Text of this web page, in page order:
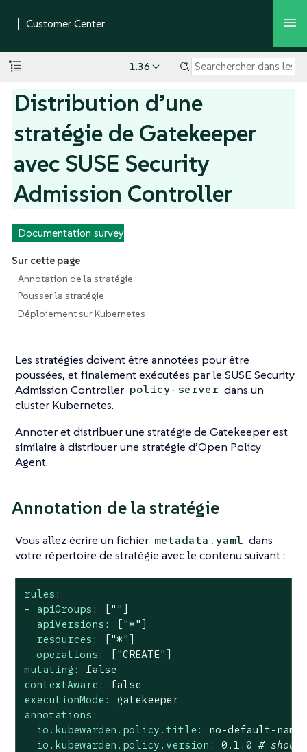
1.36
Distribution d’une
stratégie de Gatekeeper
avec SUSE Security
Admission Controller
Documentation survey
Sur cette page
Annotation de la stratégie
Pousser la stratégie
Déploiement sur Kubernetes
Les stratégies doivent être annotées pour être
poussées, et finalement exécutées par le SUSE Security
Admission Controller policy-server dans un
cluster Kubernetes.
Annoter et distribuer une stratégie de Gatekeeper est
similaire à distribuer une stratégie d’Open Policy
Agent.
Annotation de la stratégie
Vous allez écrire un fichier metadata.yaml dans
votre répertoire de stratégie avec le contenu suivant :
rules:
-
apiGroups:
[""]
apiVersions:
["*"]
resources:
["*"]
operations:
["CREATE"]
mutating:
false
contextAware:
false
executionMode:
gatekeeper
annotations:
io.kubewarden.policy.title:
no-default-
io.kubewarden.policy.version:
0.1 .0 #